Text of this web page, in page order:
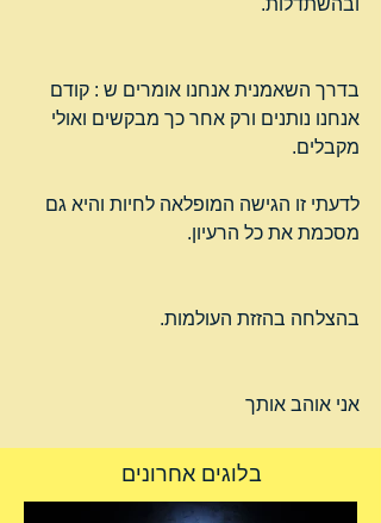
בדרך השאמנית אנחנו אומרים ש : קודם
אנחנו נותנים ורק אחר כך מבקשים ואולי
מקבלים.
לדעתי זו הגישה המופלאה לחיות והיא גם
מסכמת את כל הרעיון.
בהצלחה בהזזת העולמות.
אני אוהב אותך
בלוגים אחרונים